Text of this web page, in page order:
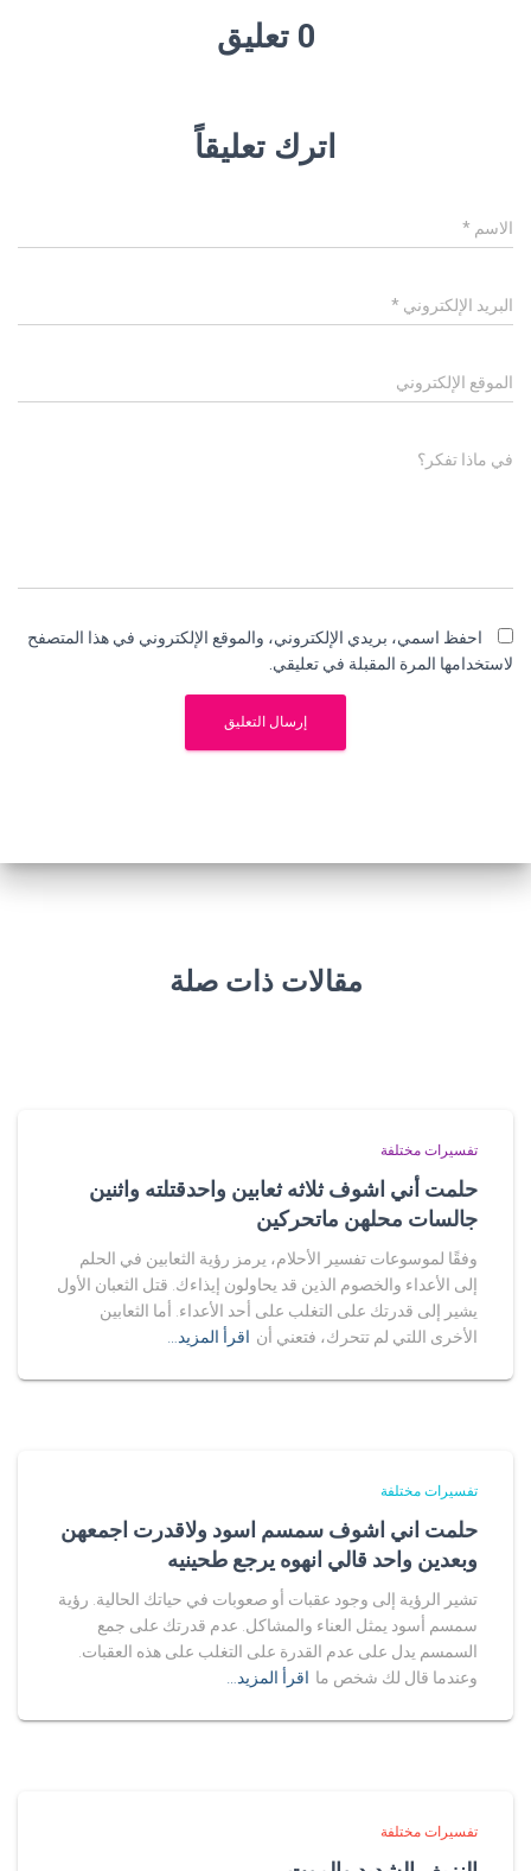
0 تعليق
اترك تعليقاً
الاسم *
البريد الإلكتروني *
الموقع الإلكتروني
في ماذا تفكر؟
احفظ اسمي، بريدي الإلكتروني، والموقع الإلكتروني في هذا المتصفح
لاستخدامها المرة المقبلة في تعليقي.
مقالات ذات صلة
تفسيرات مختلفة
حلمت أني اشوف ثلاثه ثعابين واحدقتلته واثنين
جالسات محلهن ماتحركين
وفقًا لموسوعات تفسير الأحلام، يرمز رؤية الثعابين في الحلم
إلى الأعداء والخصوم الذين قد يحاولون إيذاءك. قتل الثعبان الأول
يشير إلى قدرتك على التغلب على أحد الأعداء. أما الثعابين
الأخرى اللتي لم تتحرك، فتعني أن اقرأ المزيد…
تفسيرات مختلفة
حلمت اني اشوف سمسم اسود ولاقدرت اجمعهن
وبعدين واحد قالي انهوه يرجع طحينيه
تشير الرؤية إلى وجود عقبات أو صعوبات في حياتك الحالية. رؤية
سمسم أسود يمثل العناء والمشاكل. عدم قدرتك على جمع
السمسم يدل على عدم القدرة على التغلب على هذه العقبات.
وعندما قال لك شخص ما اقرأ المزيد…
تفسيرات مختلفة